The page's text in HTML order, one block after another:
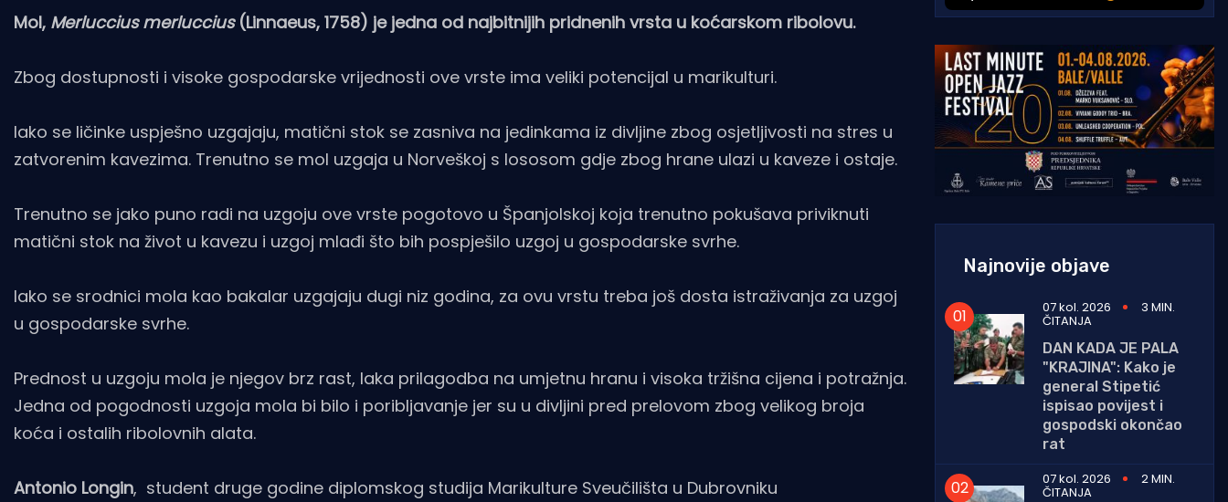
Mol, Merluccius merluccius(Linnaeus, 1758) je jedna od najbitnijih pridnenih vrsta u koćarskom ribolovu.
Zbog dostupnosti i visoke gospodarske vrijednosti ove vrste ima veliki potencijal u marikulturi.
Iako se ličinke uspješno uzgajaju, matični stok se zasniva na jedinkama iz divljine zbog osjetljivosti na stres u
zatvorenim kavezima. Trenutno se mol uzgaja u Norveškoj s lososom gdje zbog hrane ulazi u kaveze i ostaje.
Trenutno se jako puno radi na uzgoju ove vrste pogotovo u Španjolskoj koja trenutno pokušava priviknuti
matični stok na život u kavezu i uzgoj mlađi što bih pospješilo uzgoj u gospodarske svrhe.
Iako se srodnici mola kao bakalar uzgajaju dugi niz godina, za ovu vrstu treba još dosta istraživanja za uzgoj
u gospodarske svrhe.
Prednost u uzgoju mola je njegov brz rast, laka prilagodba na umjetnu hranu i visoka tržišna cijena i potražnja.
Jedna od pogodnosti uzgoja mola bi bilo i poribljavanje jer su u divljini pred prelovom zbog velikog broja
koća i ostalih ribolovnih alata.
Antonio Longin, student druge godine diplomskog studija Marikulture Sveučilišta u Dubrovniku
Najnovije objave
07 kol. 2026 3 MIN.
ČITANJA
DAN KADA JE PALA
"KRAJINA": Kako je
general Stipetić
ispisao povijest i
gospodski okončao
rat
07 kol. 2026
2 MIN.
ČITANJA